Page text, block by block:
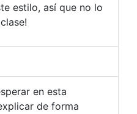
estilo, así que no lo
en esta
de forma